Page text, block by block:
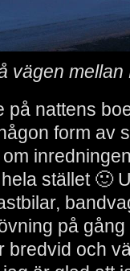
vägen
på nattens
form av
stället 🙂
på
bredvid och